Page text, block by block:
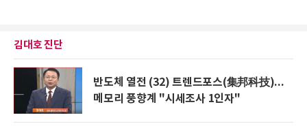
김대호 진단
반도체 열전 (32) 트렌드포스(集邦科技)...
메모리 풍향계 "시세조사 1인자"